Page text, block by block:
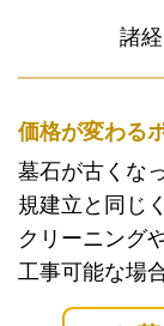
諸
価格が変わる
墓石が古くな
規建立と同じ
クリーニング
工事可能な場